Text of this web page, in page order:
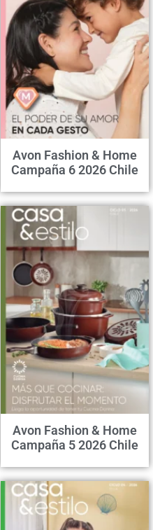
Avon Fashion & Home
Campaña 6 2026 Chile
Avon Fashion & Home
Campaña 5 2026 Chile